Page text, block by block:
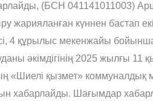
(БСН 041141011003)
жарияланған күннен бастап
4 құрылыс мекенжайы
əкімдігінің 2025 жылғы 11
«Шиелі қызмет» коммуналдық
хабарлайды. Шағымдар